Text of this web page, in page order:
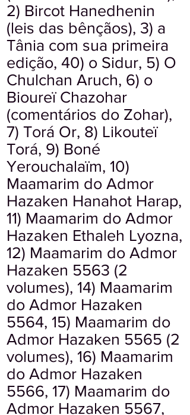
2) Bircot Hanedhenin
(leis das bênçãos), 3) a
Tânia com sua primeira
edição, 40) o Sidur, 5) O
Chulchan Aruch, 6) o
Bioureï Chazohar
(comentários do Zohar),
7) Torá Or, 8) Likouteï
Torá, 9) Boné
Yerouchalaïm, 10)
Maamarim do Admor
Hazaken Hanahot Harap,
11) Maamarim do Admor
Hazaken Ethaleh Lyozna,
12) Maamarim do Admor
Hazaken 5563 (2
volumes), 14) Maamarim
do Admor Hazaken
5564, 15) Maamarim do
Admor Hazaken 5565 (2
volumes), 16) Maamarim
do Admor Hazaken
5566, 17) Maamarim do
Admor Hazaken 5567,